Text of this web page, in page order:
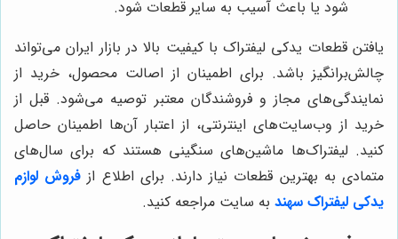
شود یا باعث آسیب به سایر قطعات شود.
یافتن قطعات یدکی لیفتراک با کیفیت بالا در بازار ایران می‌تواند
چالش‌برانگیز باشد. برای اطمینان از اصالت محصول، خرید از
نمایندگی‌های مجاز و فروشندگان معتبر توصیه می‌شود. قبل از
خرید از وب‌سایت‌های اینترنتی، از اعتبار آن‌ها اطمینان حاصل
کنید. لیفتراک‌ها ماشین‌های سنگینی هستند که برای سال‌های
متمادی به بهترین قطعات نیاز دارند. برای اطلاع از فروش لوازم
یدکی لیفتراک سهند به سایت مراجعه کنید.